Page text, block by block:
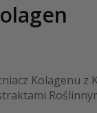
Kolagenu z